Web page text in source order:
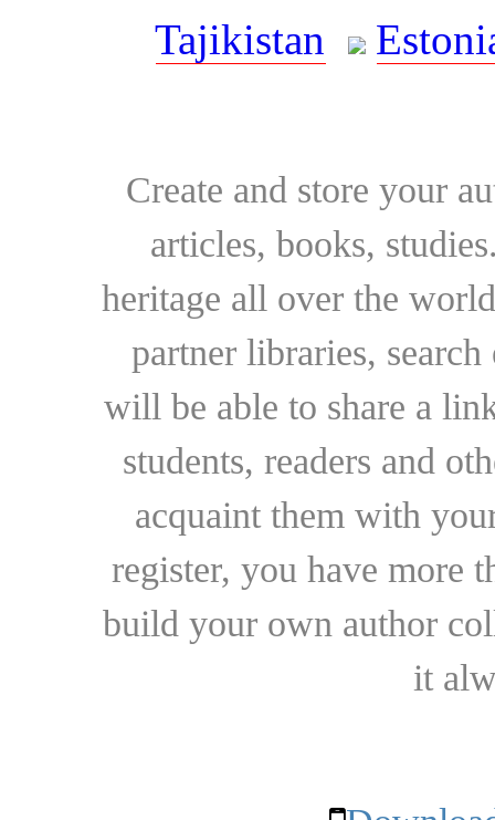
Tajikistan
Create and store your
articles, books,
heritage all over the
partner libraries,
will be able to share a
students, readers and
acquaint them with
register, you have more
build your own author
it